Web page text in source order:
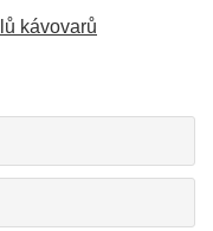
kávovarů